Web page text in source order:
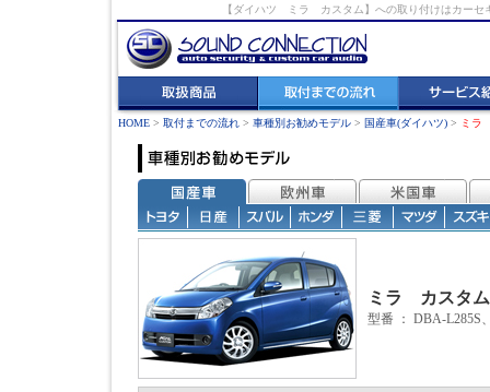
【ダイハツ ミラ カスタム】への取り付けはカーセ
HOME > 取付までの流れ > 車種別お勧めモデル > 国産車(ダイハツ) > ミラ
ミラ カスタム
型番 ： DBA-L285S